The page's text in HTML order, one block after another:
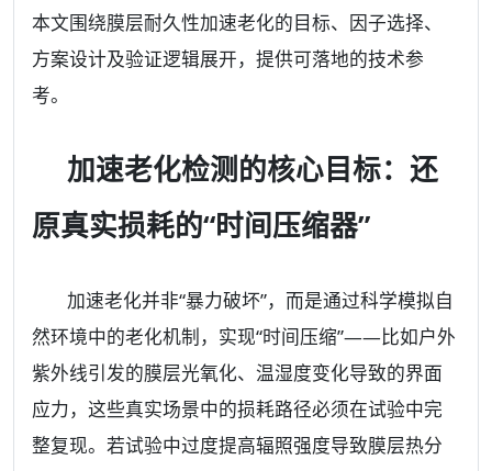
本文围绕膜层耐久性加速老化的目标、因子选择、
方案设计及验证逻辑展开，提供可落地的技术参
考。
加速老化检测的核心目标：还
原真实损耗的“时间压缩器”
加速老化并非“暴力破坏”，而是通过科学模拟自
然环境中的老化机制，实现“时间压缩”——比如户外
紫外线引发的膜层光氧化、温湿度变化导致的界面
应力，这些真实场景中的损耗路径必须在试验中完
整复现。若试验中过度提高辐照强度导致膜层热分